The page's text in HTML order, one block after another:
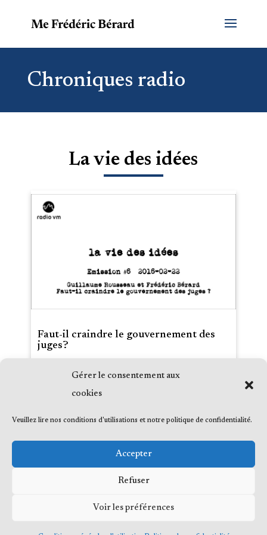
Gérer le consentement aux
cookies
Veuillez lire nos conditions d'utilisations et notre politique de confidentialité.
Accepter
Refuser
Voir les préférences
Chroniques radio
La vie des idées
Faut-il craindre le gouvernement des
juges?
2016-02-22
Média :91,3 Radio VM
Bock-Côté
© 2023 Me Frédéric Bérard, tous droits